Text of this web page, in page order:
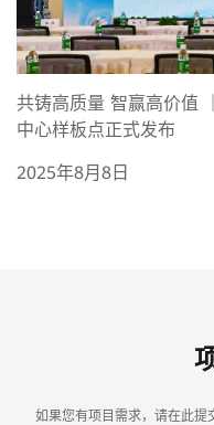
共铸高质量 智赢高价值
中心样板点正式发布
2025年8月8日
如果您有项目需求，请在此提